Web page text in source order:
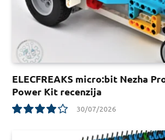
ELECFREAKS micro:bit Nezha
Power Kit recenzija
30/07/2026